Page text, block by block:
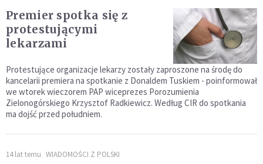
Premier spotka się z
protestującymi
lekarzami
Protestujące organizacje lekarzy zostały zaproszone na środę do
kancelarii premiera na spotkanie z Donaldem Tuskiem - poinformował
we wtorek wieczorem PAP wiceprezes Porozumienia
Zielonogórskiego Krzysztof Radkiewicz. Według CIR do spotkania
ma dojść przed południem.
14 lat temu WIADOMOŚCI Z POLSKI